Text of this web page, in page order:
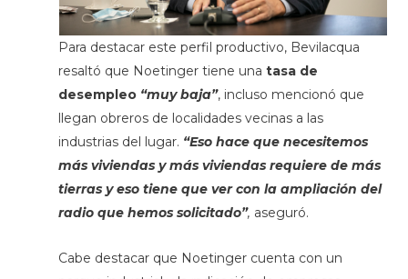
Para destacar este perfil productivo, Bevilacqua
resaltó que Noetinger tiene una tasa de
desempleo “muy baja”, incluso mencionó que
llegan obreros de localidades vecinas a las
industrias del lugar. “Eso hace que necesitemos
más viviendas y más viviendas requiere de más
tierras y eso tiene que ver con la ampliación del
radio que hemos solicitado”, aseguró.
Cabe destacar que Noetinger cuenta con un